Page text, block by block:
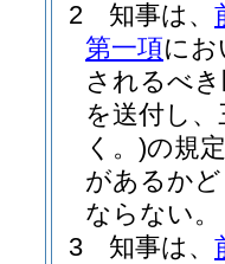
2
知事は、
第一項にお
されるべ
を送付し
く。)の規
があるか
ならない。
3
知事は、